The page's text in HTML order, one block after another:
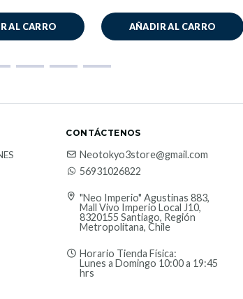
AL CARRO AÑADIR AL CARRO
CONTÁCTENOS
Neotokyo3store@gmail.com
56931026822
"Neo Imperio" Agustinas 883,
Mall Vivo Imperio Local J10,
8320155 Santiago, Región
Metropolitana, Chile
Horario Tienda Física:
Lunes a Domingo 10:00 a 19:45
hrs